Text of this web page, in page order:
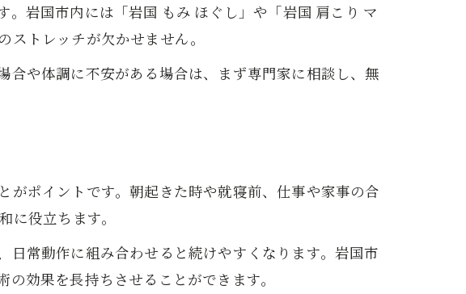
岩国市内には「岩国 もみ ほぐし」や「岩国 肩こり マ
トレッチが欠かせません。
や体調に不安がある場合は、まず専門家に相談し、無
ポイントです。朝起きた時や就寝前、仕事や家事の合
役立ちます。
常動作に組み合わせると続けやすくなります。岩国市
効果を長持ちさせることができます。